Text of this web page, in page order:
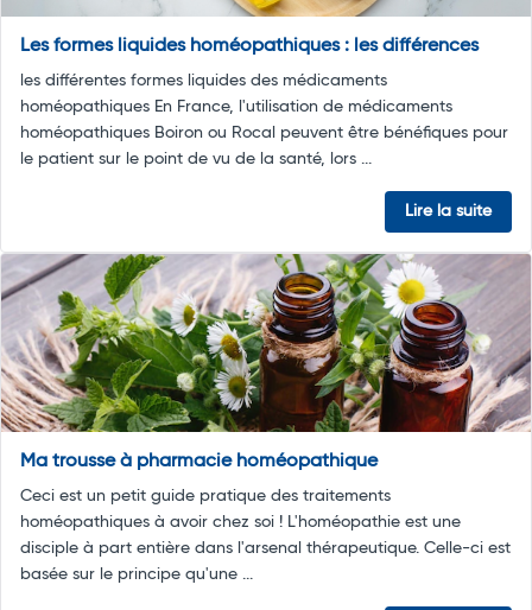
Les formes liquides homéopathiques : les différences
les différentes formes liquides des médicaments
homéopathiques En France, l'utilisation de médicaments
homéopathiques Boiron ou Rocal peuvent être bénéfiques pour
le patient sur le point de vu de la santé, lors ...
Lire la suite
Ma trousse à pharmacie homéopathique
Ceci est un petit guide pratique des traitements
homéopathiques à avoir chez soi ! L'homéopathie est une
disciple à part entière dans l'arsenal thérapeutique. Celle-ci est
basée sur le principe qu'une ...